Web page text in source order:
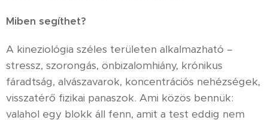
Miben segíthet?
A kineziológia széles területen alkalmazható –
stressz, szorongás, önbizalomhiány, krónikus
fáradtság, alvászavarok, koncentrációs nehézségek,
visszatérő fizikai panaszok. Ami közös bennük:
valahol egy blokk áll fenn, amit a test eddig nem